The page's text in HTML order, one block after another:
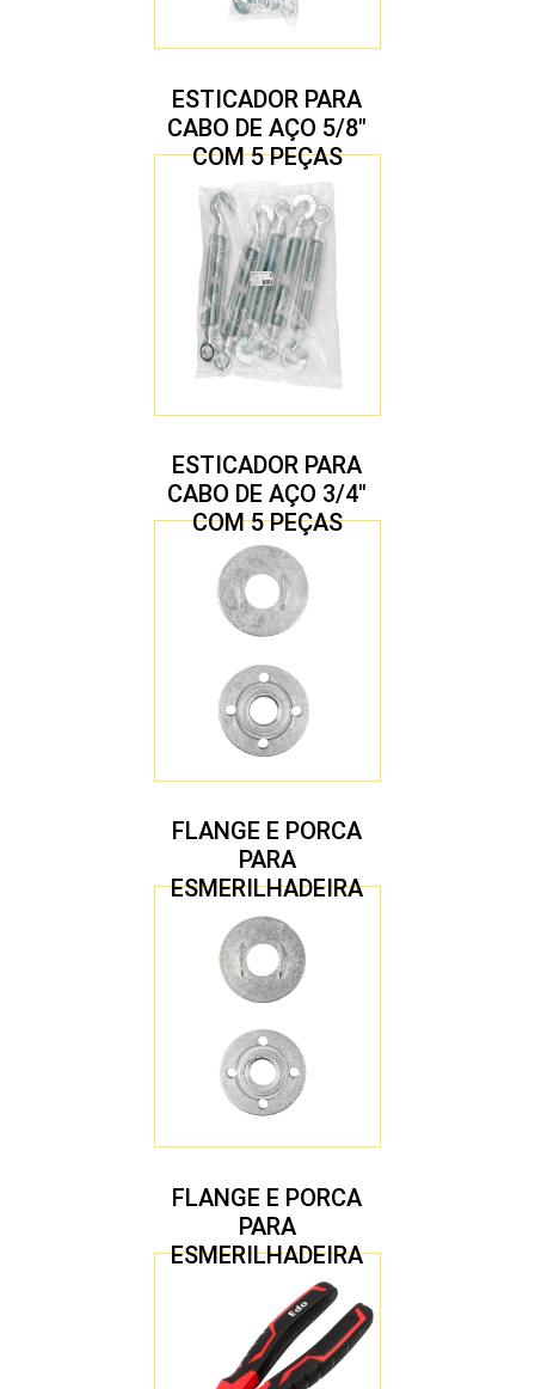
ESTICADOR PARA
CABO DE AÇO 5/8″
COM 5 PEÇAS
ESTICADOR PARA
CABO DE AÇO 3/4″
COM 5 PEÇAS
FLANGE E PORCA
PARA
ESMERILHADEIRA
4.1/2″ 22,23 MM
FLANGE E PORCA
PARA
ESMERILHADEIRA
4.1/2″ 20,00 MM